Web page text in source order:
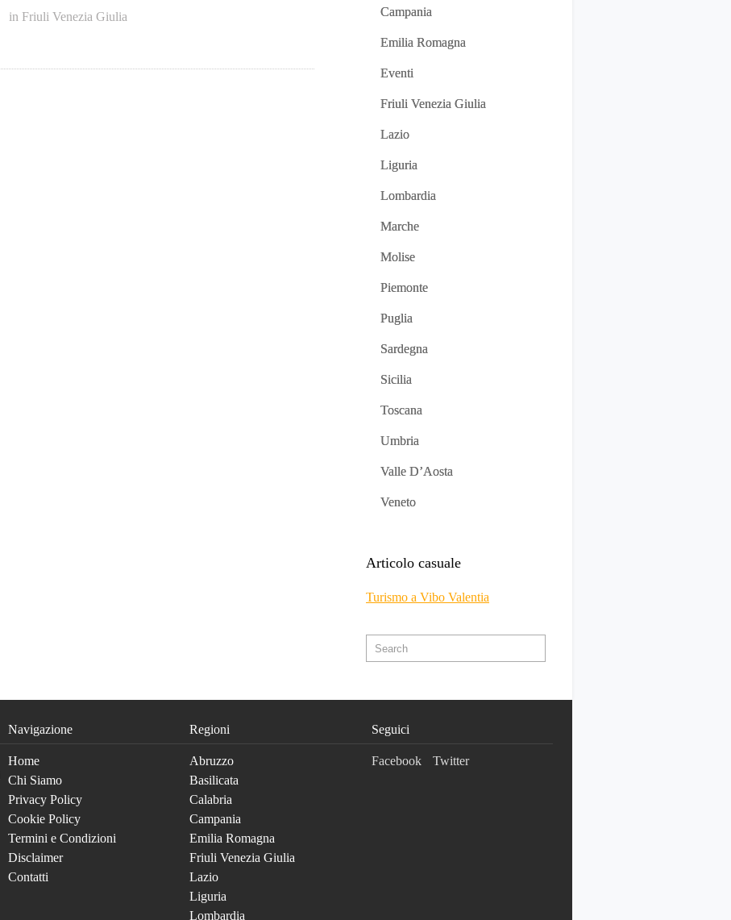
in Friuli Venezia Giulia Campania
Emilia Romagna
Eventi
Friuli Venezia Giulia
Lazio
Liguria
Lombardia
Marche
Molise
Piemonte
Puglia
Sardegna
Sicilia
Toscana
Umbria
Valle D’Aosta
Veneto
Articolo casuale
Turismo a Vibo Valentia
Navigazione
Home
Chi Siamo
Privacy Policy
Cookie Policy
Termini e Condizioni
Disclaimer
Contatti
Regioni
Abruzzo
Basilicata
Calabria
Campania
Emilia Romagna
Friuli Venezia Giulia
Lazio
Liguria
Lombardia
Seguici
Facebook Twitter